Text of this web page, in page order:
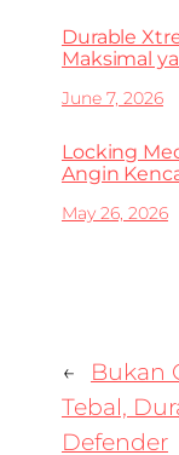
Durable
Maksimal
June 7, 2026
Locking
Angin
May 26, 2026
←
Bukan
Tebal,
Defender